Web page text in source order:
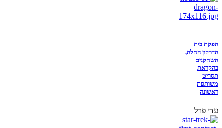
הפקת בית
הדרקון החלה,
השחקנים
בהקראת
תסריט
משותפת
ראשונה
עדי פרל